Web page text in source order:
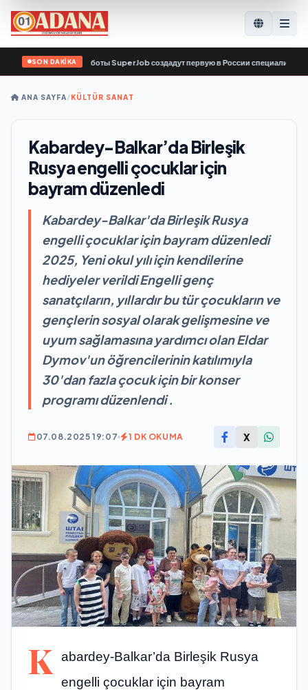
SON DAKİKA
по поиску работы SuperJob создадут первую в России
ANA SAYFA/KÜLTÜR SANAT
Kabardey-Balkar’da Birleşik
Rusya engelli çocuklar için
bayram düzenledi
Kabardey-Balkar'da Birleşik Rusya
engelli çocuklar için bayram düzenledi
2025, Yeni okul yılı için kendilerine
hediyeler verildi Engelli genç
sanatçıların, yıllardır bu tür çocukların ve
gençlerin sosyal olarak gelişmesine ve
uyum sağlamasına yardımcı olan Eldar
Dymov'un öğrencilerinin katılımıyla
30'dan fazla çocuk için bir konser
programı düzenlendi .
07.08.2025 19:07 1 DK OKUMA X
K abardey-Balkar’da Birleşik Rusya
engelli çocuklar için bayram